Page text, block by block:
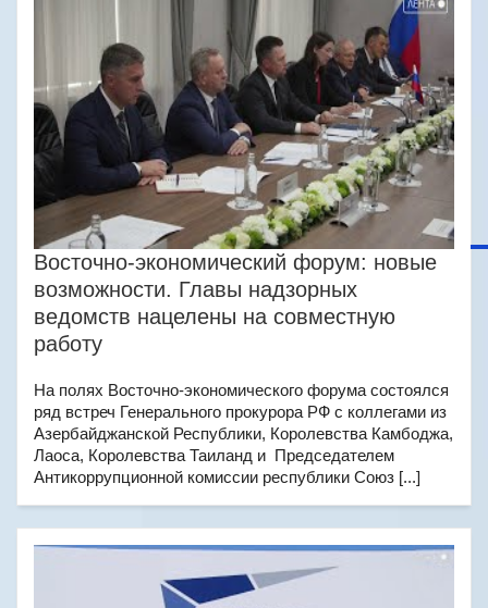
Восточно-экономический форум: новые
возможности. Главы надзорных
ведомств нацелены на совместную
работу
На полях Восточно-экономического форума состоялся
ряд встреч Генерального прокурора РФ с коллегами из
Азербайджанской Республики, Королевства Камбоджа,
Лаоса, Королевства Таиланд и Председателем
Антикоррупционной комиссии республики Союз [...]